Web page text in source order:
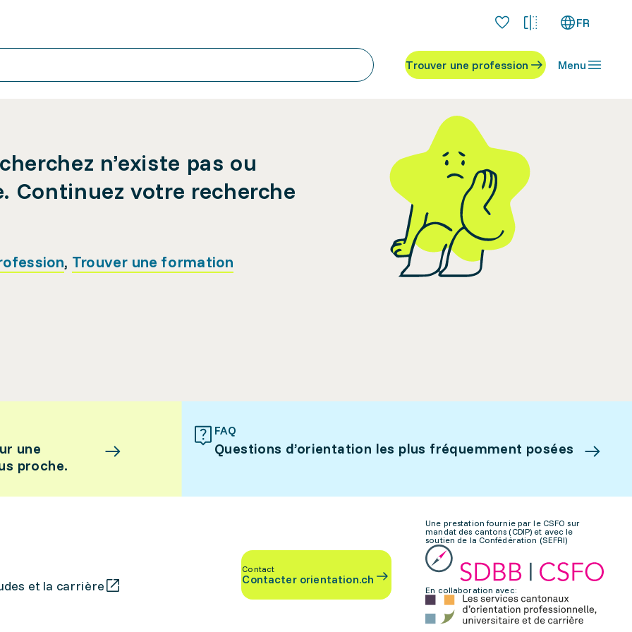
FR
Trouver une profession Menu
n’existe pas ou
Continuez votre recherche
, Trouver une formation
une
proche.
FAQ
Questions d’orientation les plus fréquemment posées
et la carrière
Contact
Contacter orientation.ch
Une prestation fournie par le CSFO sur
mandat des cantons (CDIP) et avec le
soutien de la Confédération (SEFRI)
En collaboration avec: